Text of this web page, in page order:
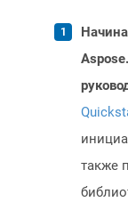
также